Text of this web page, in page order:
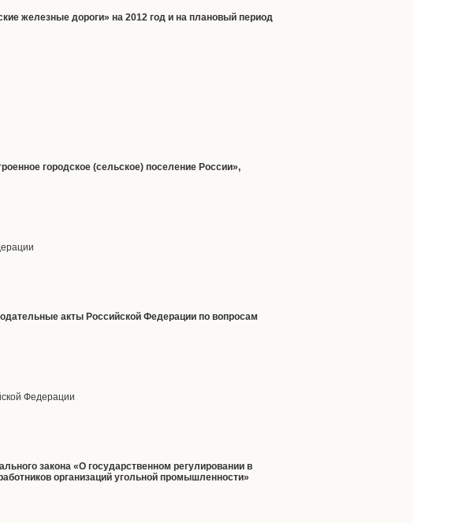
железные дороги» на 2012 год и на плановый период
городское (сельское) поселение России»,
акты Российской Федерации по вопросам
Федерации
закона «О государственном регулировании в
организаций угольной промышленности»